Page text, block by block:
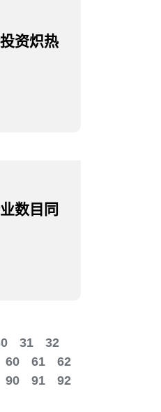
资炽热
数目同
31
32
60 61
62
90 91
92